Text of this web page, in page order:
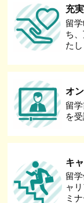
充
留
ち
たし
オ
留
を
キ
留
ャ
ミ